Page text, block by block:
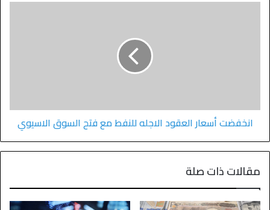
انخفضت أسعار العقود الاجله للنفط مع فتح السوق الاسيوي
مقالات ذات صلة